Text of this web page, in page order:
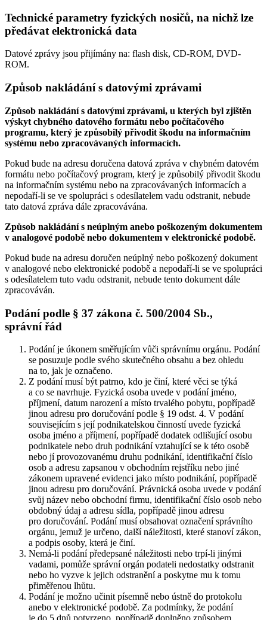
Technické parametry fyzických nosičů, na nichž lze
předávat elektronická data
Datové zprávy jsou přijímány na: flash disk, CD-ROM, DVD-
ROM.
Způsob nakládání s datovými zprávami
Způsob nakládání s datovými zprávami, u kterých byl zjištěn
výskyt chybného datového formátu nebo počítačového
programu, který je způsobilý přivodit škodu na informačním
systému nebo zpracovávaných informacích.
Pokud bude na adresu doručena datová zpráva v chybném datovém
formátu nebo počítačový program, který je způsobilý přivodit škodu
na informačním systému nebo na zpracovávaných informacích a
nepodaří-li se ve spolupráci s odesílatelem vadu odstranit, nebude
tato datová zpráva dále zpracovávána.
Způsob nakládání s neúplným anebo poškozeným dokumentem
v analogové podobě nebo dokumentem v elektronické podobě.
Pokud bude na adresu doručen neúplný nebo poškozený dokument
v analogové nebo elektronické podobě a nepodaří-li se ve spolupráci
s odesílatelem tuto vadu odstranit, nebude tento dokument dále
zpracováván.
Podání podle § 37 zákona č. 500/2004 Sb.,
správní řád
Podání je úkonem směřujícím vůči správnímu orgánu. Podání
se posuzuje podle svého skutečného obsahu a bez ohledu
na to, jak je označeno.
Z podání musí být patrno, kdo je činí, které věci se týká
a co se navrhuje. Fyzická osoba uvede v podání jméno,
příjmení, datum narození a místo trvalého pobytu, popřípadě
jinou adresu pro doručování podle § 19 odst. 4. V podání
souvisejícím s její podnikatelskou činností uvede fyzická
osoba jméno a příjmení, popřípadě dodatek odlišující osobu
podnikatele nebo druh podnikání vztahující se k této osobě
nebo jí provozovanému druhu podnikání, identifikační číslo
osob a adresu zapsanou v obchodním rejstříku nebo jiné
zákonem upravené evidenci jako místo podnikání, popřípadě
jinou adresu pro doručování. Právnická osoba uvede v podání
svůj název nebo obchodní firmu, identifikační číslo osob nebo
obdobný údaj a adresu sídla, popřípadě jinou adresu
pro doručování. Podání musí obsahovat označení správního
orgánu, jemuž je určeno, další náležitosti, které stanoví zákon,
a podpis osoby, která je činí.
Nemá-li podání předepsané náležitosti nebo trpí-li jinými
vadami, pomůže správní orgán podateli nedostatky odstranit
nebo ho vyzve k jejich odstranění a poskytne mu k tomu
přiměřenou lhůtu.
Podání je možno učinit písemně nebo ústně do protokolu
anebo v elektronické podobě. Za podmínky, že podání